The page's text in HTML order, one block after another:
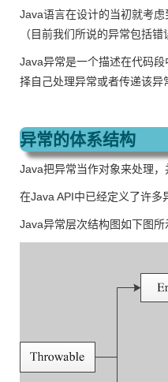
Java语言在设计的当初就考
（目前我们所说的异常包括
Java异常是一个描述在代码
择自己处理异常或者传递该异
异常的体系结构
Java把异常当作对象来处理，
在Java API中已经定义了许多
Java异常层次结构图如下图所